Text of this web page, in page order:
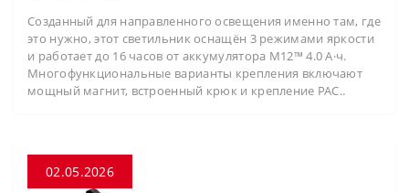
Созданный для направленного освещения именно там, где
это нужно, этот светильник оснащён 3 режимами яркости
и работает до 16 часов от аккумулятора M12™ 4.0 А·ч.
Многофункциональные варианты крепления включают
мощный магнит, встроенный крюк и крепление PAC..
02.05.2026